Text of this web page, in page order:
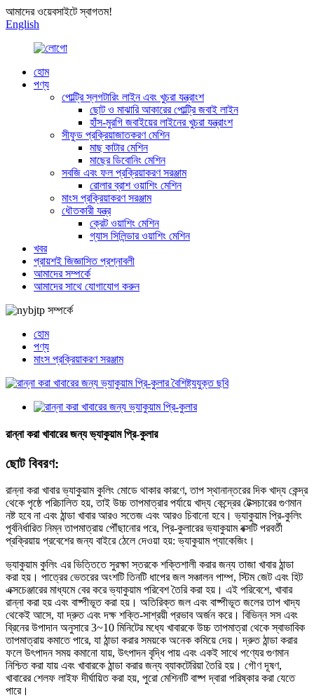
আমাদের ওয়েবসাইটে স্বাগতম!
English
হোম
পণ্য
পোল্ট্রি স্লগটারিং লাইন এবং খুচরা যন্ত্রাংশ
ছোট ও মাঝারি আকারের পোল্ট্রি জবাই লাইন
হাঁস-মুরগি জবাইয়ের লাইনের খুচরা যন্ত্রাংশ
সীফুড প্রক্রিয়াজাতকরণ মেশিন
মাছ কাটার মেশিন
মাছের ডিবোনিং মেশিন
সবজি এবং ফল প্রক্রিয়াকরণ সরঞ্জাম
রোলার ব্রাশ ওয়াশিং মেশিন
মাংস প্রক্রিয়াকরণ সরঞ্জাম
ধৌতকারী যন্ত্র
ক্রেট ওয়াশিং মেশিন
গ্যাস সিলিন্ডার ওয়াশিং মেশিন
খবর
প্রায়শই জিজ্ঞাসিত প্রশ্নাবলী
আমাদের সম্পর্কে
আমাদের সাথে যোগাযোগ করুন
হোম
পণ্য
মাংস প্রক্রিয়াকরণ সরঞ্জাম
রান্না করা খাবারের জন্য ভ্যাকুয়াম প্রি-কুলার
ছোট বিবরণ:
রান্না করা খাবার ভ্যাকুয়াম কুলিং মোডে থাকার কারণে, তাপ স্থানান্তরের দিক খাদ্য কেন্দ্র
থেকে পৃষ্ঠে পরিচালিত হয়, তাই উচ্চ তাপমাত্রার পর্যায়ে খাদ্য কেন্দ্রের টেক্সচারের গুণমান
নষ্ট হবে না এবং ঠান্ডা খাবার আরও সতেজ এবং আরও চিবানো হবে। ভ্যাকুয়াম প্রি-কুলিং
পূর্বনির্ধারিত নিম্ন তাপমাত্রায় পৌঁছানোর পরে, প্রি-কুলারের ভ্যাকুয়াম বক্সটি পরবর্তী
প্রক্রিয়ায় প্রবেশের জন্য বাইরে ঠেলে দেওয়া হয়: ভ্যাকুয়াম প্যাকেজিং।
ভ্যাকুয়াম কুলিং এর ভিত্তিতে সুরক্ষা স্তরকে শক্তিশালী করার জন্য তাজা খাবার ঠান্ডা
করা হয়। পাত্রের ভেতরের অংশটি তিনটি ধাপের জল সঞ্চালন পাম্প, স্টিম জেট এবং হিট
এক্সচেঞ্জারের মাধ্যমে বের করে ভ্যাকুয়াম পরিবেশ তৈরি করা হয়। এই পরিবেশে, খাবার
রান্না করা হয় এবং বাষ্পীভূত করা হয়। অতিরিক্ত জল এবং বাষ্পীভূত জলের তাপ খাদ্য
থেকেই আসে, যা দ্রুত এবং দক্ষ শক্তি-সাশ্রয়ী প্রভাব অর্জন করে। বিভিন্ন সস এবং
ব্রিনের উপাদান অনুসারে 3~10 মিনিটের মধ্যে খাবারকে উচ্চ তাপমাত্রা থেকে স্বাভাবিক
তাপমাত্রায় কমাতে পারে, যা ঠান্ডা করার সময়কে অনেক কমিয়ে দেয়। দ্রুত ঠান্ডা করার
ফলে উৎপাদন সময় কমানো যায়, উৎপাদন বৃদ্ধি পায় এবং একই সাথে পণ্যের গুণমান
নিশ্চিত করা যায় এবং খাবারকে ঠান্ডা করার জন্য ব্যাকটেরিয়া তৈরি হয়। গৌণ দূষণ,
খাবারের শেলফ লাইফ দীর্ঘায়িত করা হয়, পুরো মেশিনটি বাষ্প দ্বারা পরিষ্কার করা যেতে
পারে।